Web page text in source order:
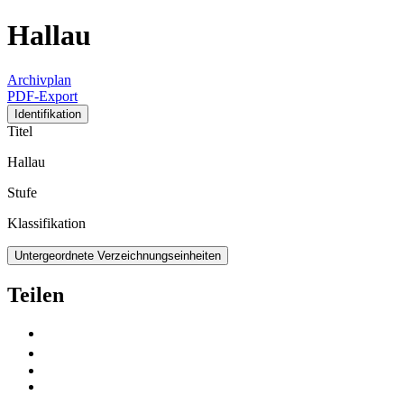
Hallau
Archivplan
PDF-Export
Identifikation
Titel
Hallau
Stufe
Klassifikation
Untergeordnete Verzeichnungseinheiten
Teilen